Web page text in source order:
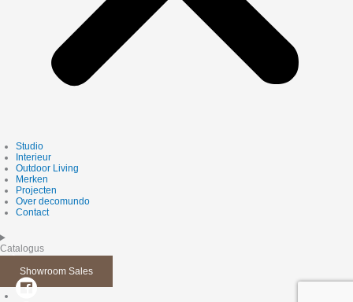
Studio
Interieur
Outdoor Living
Merken
Projecten
Over decomundo
Contact
Catalogus
Showroom Sales